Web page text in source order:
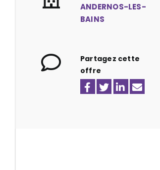
ANDERNOS-LES-
BAINS
Partagez cette
offre